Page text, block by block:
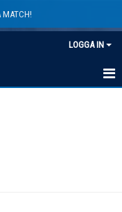
MATCH!
LOGGA IN